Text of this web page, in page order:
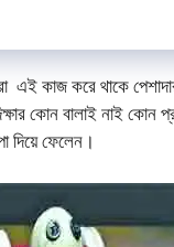
এই কাজ করে থাকে
কোন বালাই নাই
দিয়ে ফেলেন।